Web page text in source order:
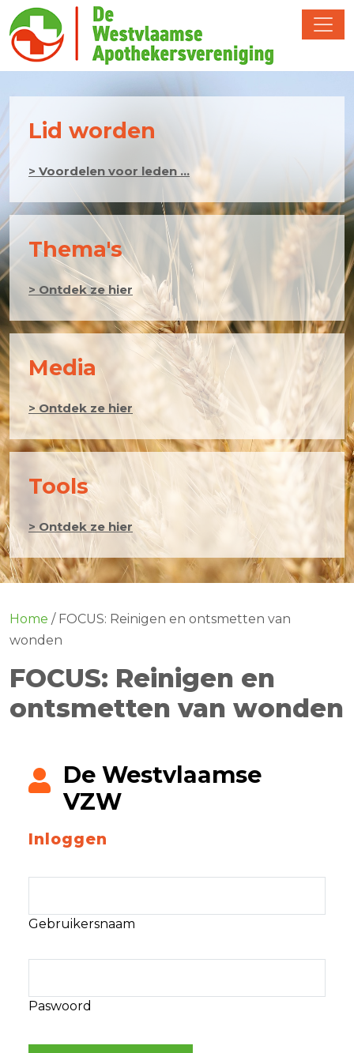
Lid worden
> Voordelen voor leden ...
Thema's
> Ontdek ze hier
Media
> Ontdek ze hier
Tools
> Ontdek ze hier
Home / FOCUS: Reinigen en ontsmetten van
wonden
FOCUS: Reinigen en
ontsmetten van wonden
De Westvlaamse
VZW
Inloggen
Gebruikersnaam
Paswoord